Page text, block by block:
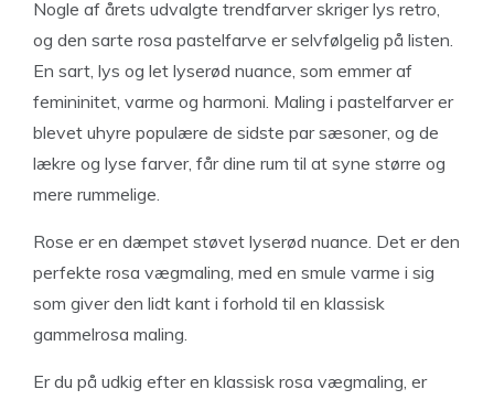
Nogle af årets udvalgte trendfarver skriger lys retro,
og den sarte rosa pastelfarve er selvfølgelig på listen.
En sart, lys og let lyserød nuance, som emmer af
femininitet, varme og harmoni. Maling i pastelfarver er
blevet uhyre populære de sidste par sæsoner, og de
lækre og lyse farver, får dine rum til at syne større og
mere rummelige.
Rose er en dæmpet støvet lyserød nuance. Det er den
perfekte rosa vægmaling, med en smule varme i sig
som giver den lidt kant i forhold til en klassisk
gammelrosa maling.
Er du på udkig efter en klassisk rosa vægmaling, er